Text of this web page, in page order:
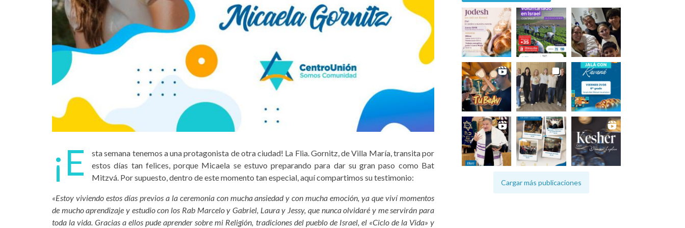
¡E
sta semana tenemos a una protagonista de otra ciudad! La Flia. Gornitz, de Villa María, transita por
estos días tan felices, porque Micaela se estuvo preparando para dar su gran paso como Bat
Mitzvá. Por supuesto, dentro de este momento tan especial, aquí compartimos su testimonio:
«Estoy viviendo estos días previos a la ceremonia con mucha ansiedad y con mucha emoción, ya que viví momentos
de mucho aprendizaje y estudio con los Rab Marcelo y Gabriel, Laura y Jessy, que nunca olvidaré y me servirán para
toda la vida. Gracias a ellos pude aprender sobre mi Religión, tradiciones del pueblo de Israel, el «Ciclo de la Vida» y
Cargar más publicaciones